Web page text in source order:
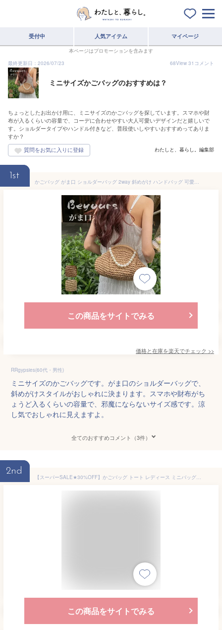
受付中 人気アイテム マイページ
本ページはプロモーションを含みます
最終更新日：2026/07/23
68View 31 コメント
ミニサイズかごバッグのおすすめは？
ちょっとしたお出かけ用に、ミニサイズのかごバッグを探しています。スマホや財
布が入るくらいの容量で、コーデに合わせやすい大人可愛いデザインだと嬉しいで
す。ショルダータイプやハンドル付きなど、普段使いしやすいおすすめってありま
すか？
わたしと、暮らし。編集部
1st
かごバッグ がま口 ショルダーバッグ 2way 斜めがけ ハンドバッグ 可愛い Mini Bag 編み込み 軽量 30代 40代 50代 60代 母の日 レディース 春夏 ギフト 贈り物 女性 プレゼント 誕生日
この商品をサイトでみる
価格と在庫を楽天でチェック >>
RRgypsies(60代・男性)
ミニサイズのかごバッグです。がま口のショルダーバッグで、
斜めがけスタイルがおしゃれに決まります。スマホや財布がち
ょうど入るくらいの容量で、邪魔にならないサイズ感です。涼
し気でおしゃれに見えますよ。
全てのおすすめコメント（3件）
2nd
【スーパーSALE★30%OFF】かごバッグ トート レディース ミニバッグ レディース かごバッグ ミニ スクエア型 2WAY ミニショルダーバッグ 斜めがけかわいい 軽量 軽い シンプル ペーパー素材 小さめ ギフト 夏バッグ 浴衣 お祭り 花火大会 手持ち かご プレゼント
この商品をサイトでみる